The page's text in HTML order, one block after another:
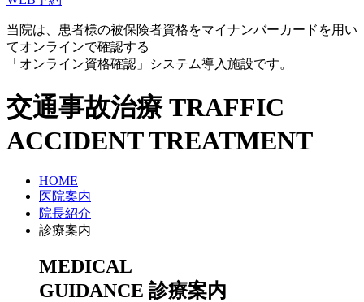
当院は、患者様の被保険者資格をマイナンバーカードを用い
てオンラインで確認する
「オンライン資格確認」システム導入施設です。
交通事故治療 TRAFFIC
ACCIDENT TREATMENT
HOME
医院案内
院長紹介
診療案内
MEDICAL
GUIDANCE 診療案内